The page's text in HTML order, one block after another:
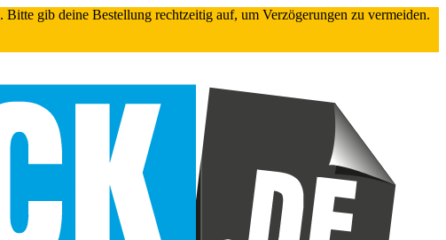
. Bitte gib deine Bestellung rechtzeitig auf, um Verzögerungen zu vermeiden.